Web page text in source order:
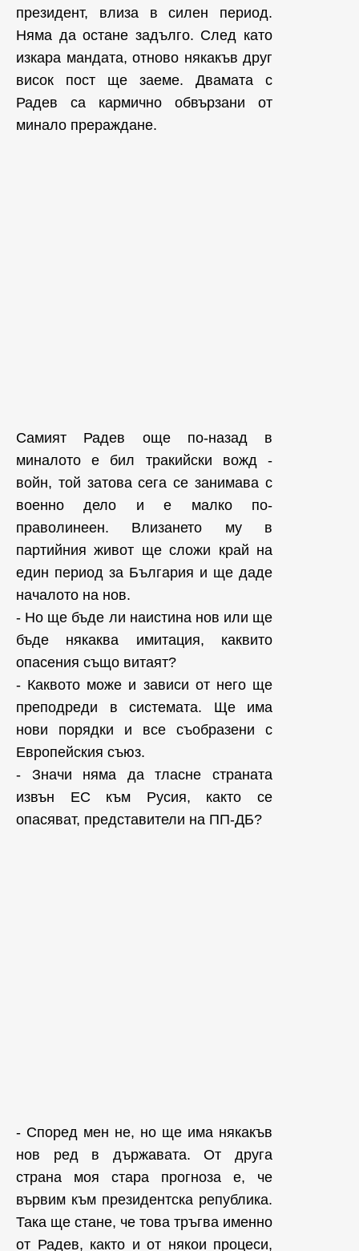
президент, влиза в силен период.
Няма да остане задълго. След като
изкара мандата, отново някакъв друг
висок пост ще заеме. Двамата с
Радев са кармично обвързани от
минало прераждане.
Самият Радев още по-назад в
миналото е бил тракийски вожд -
войн, той затова сега се занимава с
военно дело и е малко по-
праволинеен. Влизането му в
партийния живот ще сложи край на
един период за България и ще даде
началото на нов.
- Но ще бъде ли наистина нов или ще
бъде някаква имитация, каквито
опасения също витаят?
- Каквото може и зависи от него ще
преподреди в системата. Ще има
нови порядки и все съобразени с
Европейския съюз.
- Значи няма да тласне страната
извън ЕС към Русия, както се
опасяват, представители на ПП-ДБ?
- Според мен не, но ще има някакъв
нов ред в държавата. От друга
страна моя стара прогноза е, че
вървим към президентска република.
Така ще стане, че това тръгва именно
от Радев, както и от някои процеси,